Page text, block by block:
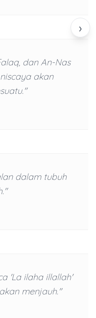
›
dan An-Nas
akan
dalam tubuh
'La ilaha illallah'
menjauh."